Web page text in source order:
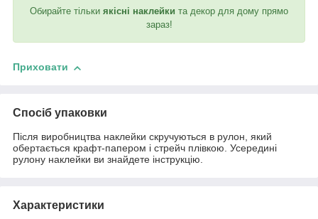
Обирайте тільки якісні наклейки та декор для дому прямо
зараз!
Приховати
Спосіб упаковки
Після виробництва наклейки скручуються в рулон, який
обертається крафт-папером і стрейч плівкою. Усередині
рулону наклейки ви знайдете інструкцію.
Характеристики